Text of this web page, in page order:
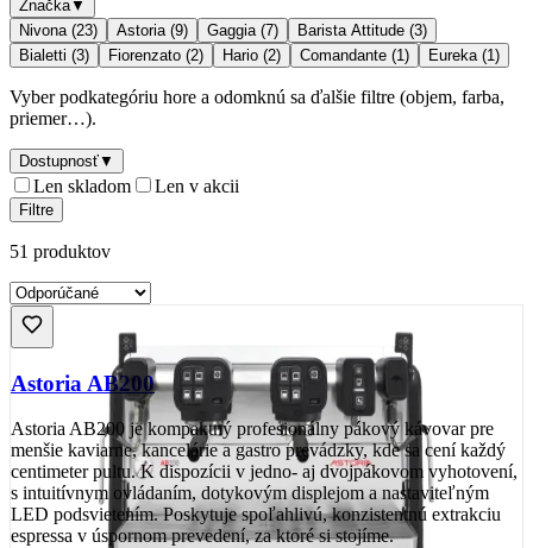
Značka▼
Nivona (23) Astoria (9) Gaggia (7) Barista Attitude (3)
Bialetti (3) Fiorenzato (2) Hario (2) Comandante (1 ) Eureka (1 )
Vyber podkategóriu hore a odomknú sa ďalšie filtre (objem, farba,
priemer…).
Dostupnosť▼
Len skladom Len v akcii
Filtre
51 produktov
Astoria AB200
Astoria AB200 je kompaktný profesionálny pákový kávovar pre
menšie kaviarne, kancelárie a gastro prevádzky, kde sa cení každý
centimeter pultu. K dispozícii v jedno- aj dvojpákovom vyhotovení,
s intuitívnym ovládaním, dotykovým displejom a nastaviteľným
LED podsvietením. Poskytuje spoľahlivú, konzistentnú extrakciu
espressa v úspornom prevedení, za ktoré si stojíme.